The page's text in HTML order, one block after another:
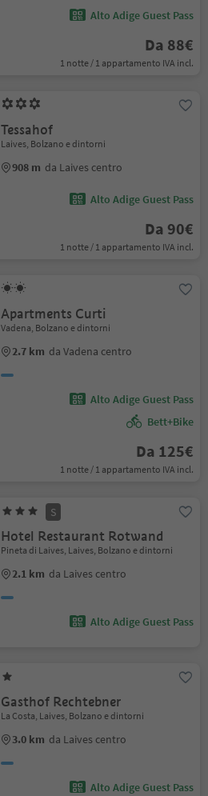
Alto Adige Guest Pass
Da 88€
1 notte / 1 appartamento IVA incl.
Tessahof
Laives, Bolzano e dintorni
908 m da Laives centro
Alto Adige Guest Pass
Da 90€
1 notte / 1 appartamento IVA incl.
Apartments Curti
Vadena, Bolzano e dintorni
2.7 km da Vadena centro
Alto Adige Guest Pass
Bett+Bike
Da 125€
1 notte / 1 appartamento IVA incl.
S
Hotel Restaurant Rotwand
Pineta di Laives, Laives, Bolzano e dintorni
2.1 km da Laives centro
Alto Adige Guest Pass
Gasthof Rechtebner
La Costa, Laives, Bolzano e dintorni
3.0 km da Laives centro
Alto Adige Guest Pass